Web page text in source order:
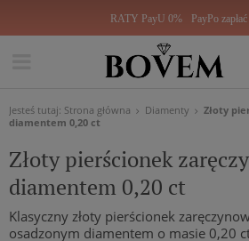
RATY PayU 0% PayPo
Jesteś tutaj: Strona główna Diamenty
Złoty
diamentem 0,20 ct
Złoty pierścionek
diamentem 0,20 ct
Klasyczny złoty pierścionek
osadzonym diamentem o masie 0,20